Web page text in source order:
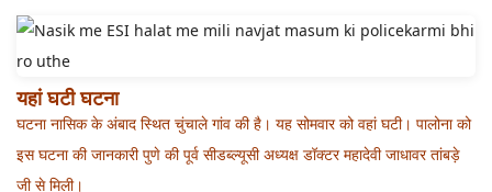
यहां घटी घटना
घटना नासिक के अंबाद स्थित चुंचाले गांव की है। यह सोमवार को वहां घटी। पालोना को
इस घटना की जानकारी पुणे की पूर्व सीडब्ल्यूसी अध्यक्ष डॉक्टर महादेवी जाधावर तांबड़े
जी से मिली।